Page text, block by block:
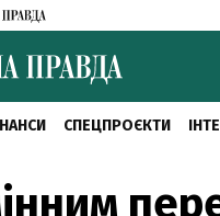
СПЕЦПРОЄКТИ